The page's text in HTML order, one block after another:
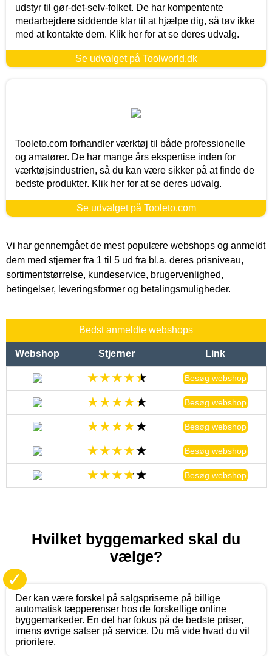
udstyr til gør-det-selv-folket. De har kompentente
medarbejdere siddende klar til at hjælpe dig, så tøv ikke
med at kontakte dem. Klik her for at se deres udvalg.
Se udvalget på Toolworld.dk
Tooleto.com forhandler værktøj til både professionelle
og amatører. De har mange års ekspertise inden for
værktøjsindustrien, så du kan være sikker på at finde de
bedste produkter. Klik her for at se deres udvalg.
Se udvalget på Tooleto.com
Vi har gennemgået de mest populære webshops og anmeldt
dem med stjerner fra 1 til 5 ud fra bl.a. deres prisniveau,
sortimentstørrelse, kundeservice, brugervenlighed,
betingelser, leveringsformer og betalingsmuligheder.
Bedst anmeldte webshops
Webshop Stjerner Link
Besøg webshop
Besøg webshop
Besøg webshop
Besøg webshop
Besøg webshop
Hvilket byggemarked skal du
vælge?
✓
Der kan være forskel på salgspriserne på billige
automatisk tæpperenser hos de forskellige online
byggemarkeder. En del har fokus på de bedste priser,
imens øvrige satser på service. Du må vide hvad du vil
prioritere.